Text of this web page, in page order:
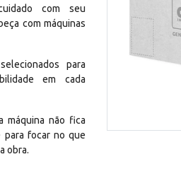
com seu
com máquinas
para
em cada
máquina não fica
para focar no que
obra.